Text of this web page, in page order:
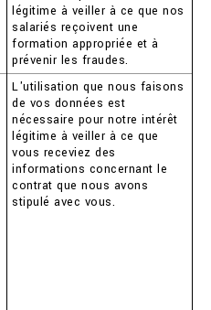
légitime à veiller à ce que nos
salariés reçoivent une
formation appropriée et à
prévenir les fraudes.
L'utilisation que nous faisons
de vos données est
nécessaire pour notre intérêt
légitime à veiller à ce que
vous receviez des
informations concernant le
contrat que nous avons
stipulé avec vous.